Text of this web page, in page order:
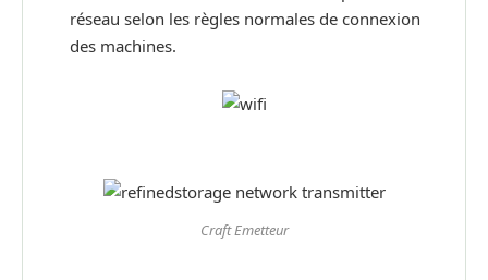
réseau selon les règles normales de connexion
des machines.
Craft Emetteur